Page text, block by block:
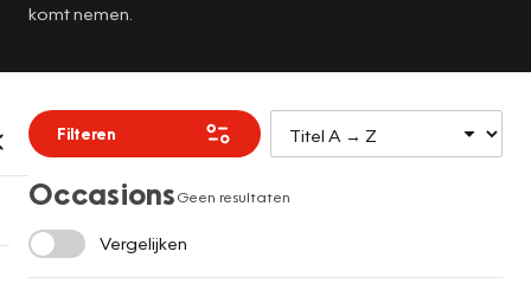
komt nemen.
Filteren
OccasionsGeen resultaten
Vergelijken